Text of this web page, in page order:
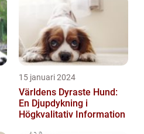
15 januari 2024
Världens Dyraste Hund:
En Djupdykning i
Högkvalitativ Information